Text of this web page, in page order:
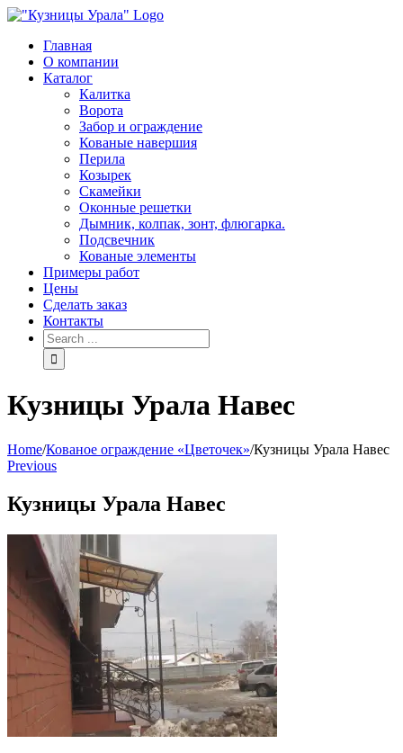
Skip
contentГлавная
О компании
Каталог
Калитка
Ворота
Забор и ограждение
Кованые навершия
Перила
Козырек
Скамейки
Оконные решетки
Дымник, колпак, зонт, флюгарка.
Подсвечник
Кованые элементы
Примеры работ
Цены
Сделать заказ
Контакты
Search
for:
Кузницы Урала Навес
Home/Кованое ограждение «Цветочек»/Кузницы Урала Навес
Previous
Кузницы Урала Навес